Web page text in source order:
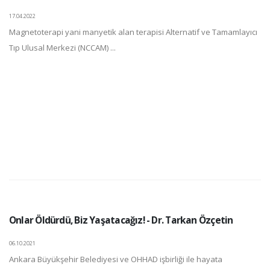
17.04.2022
Magnetoterapi yani manyetik alan terapisi Alternatif ve Tamamlayıcı
Tıp Ulusal Merkezi (NCCAM) ...
Onlar Öldürdü, Biz Yaşatacağız! - Dr. Tarkan Özçetin
06.10.2021
Ankara Büyükşehir Belediyesi ve OHHAD işbirliği ile hayata